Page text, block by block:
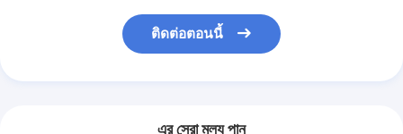
ติดต่อตอนนี้
এর সেরা মূল্য পান